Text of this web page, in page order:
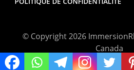
© Copyright 2026
Canada